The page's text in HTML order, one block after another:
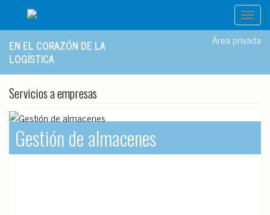
EN EL CORAZÓN DE LA
LOGÍSTICA
Área privada
Servicios a empresas
Gestión de almacenes